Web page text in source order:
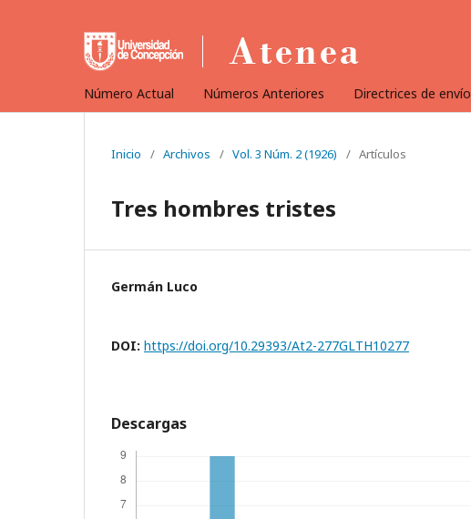
Número Actual Números Anteriores Directrices de envío
Inicio / Archivos / Vol. 3 Núm. 2 (1926) / Artículos
Tres hombres tristes
Germán Luco
DOI: https://doi.org/10.29393/At2-277GLTH10277
Descargas